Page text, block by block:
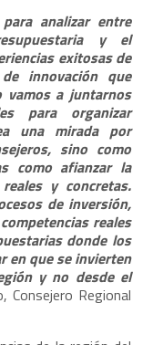
analizar entre
y el
exitosas de
innovación que
vamos a juntarnos
para organizar
una mirada por
sino como
como afianzar la
y concretas.
de inversión,
reales
donde los
en que se invierten
y no desde el
Consejero Regional